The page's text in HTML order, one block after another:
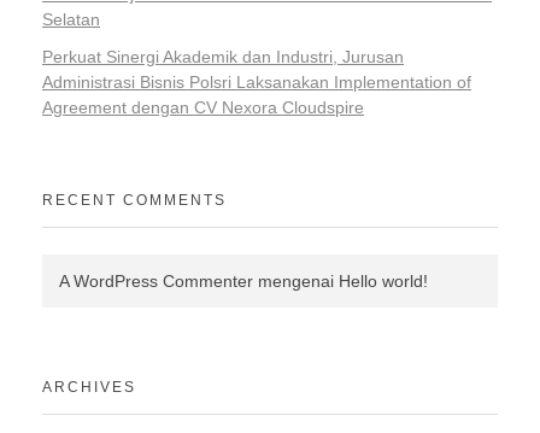
Selatan
Perkuat Sinergi Akademik dan Industri, Jurusan
Administrasi Bisnis Polsri Laksanakan Implementation of
Agreement dengan CV Nexora Cloudspire
RECENT COMMENTS
A WordPress Commenter mengenai Hello world!
ARCHIVES